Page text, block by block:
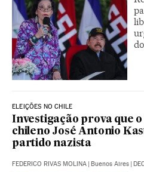
ELEIÇÕES NO CHILE
Investigação prova que
chileno José Antonio
partido nazista
FEDERICO RIVAS MOLINA | Buenos Aires |